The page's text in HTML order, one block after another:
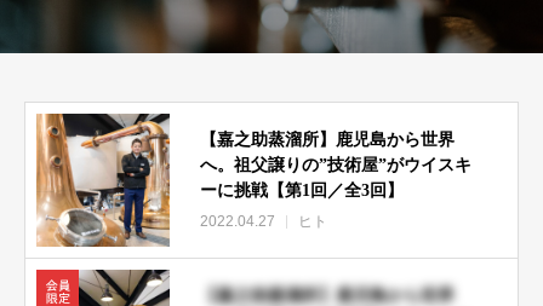
【嘉之助蒸溜所】鹿児島から世界
へ。祖父譲りの”技術屋”がウイスキ
ーに挑戦【第1回／全3回】
2022.04.27 ヒト
【嘉之助蒸溜所】鹿児島から世界